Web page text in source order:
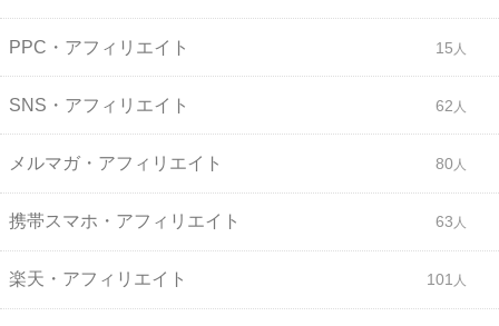
PPC・アフィリエイト 15
SNS・アフィリエイト 62
メルマガ・アフィリエイト 80
携帯スマホ・アフィリエイト 63
楽天・アフィリエイト 101